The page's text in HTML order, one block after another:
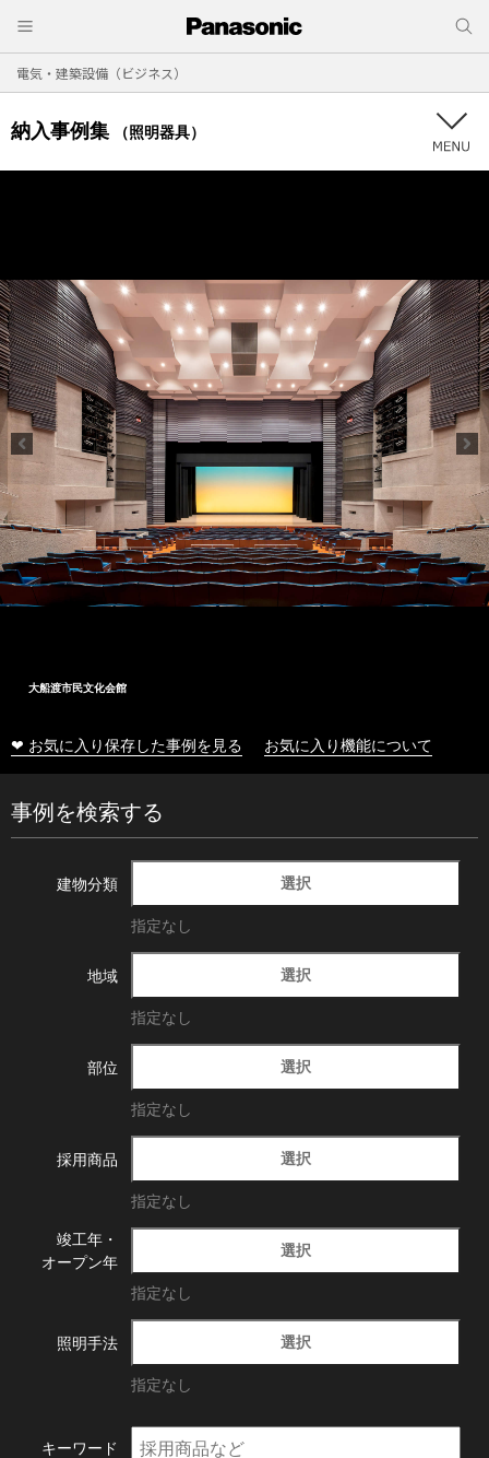
電気・建築設備（ビジネス）
納入事例集 （照明器具）
大船渡市民文化会館
❤ お気に入り保存した事例を見る お気に入り機能について
事例を検索する
建物分類 選択
指定なし
地域 選択
指定なし
部位 選択
指定なし
採用商品 選択
指定なし
竣工年・
オープン年
選択
指定なし
照明手法 選択
指定なし
キーワード